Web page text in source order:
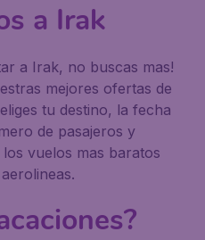
a Irak
a Irak, no buscas mas!
mejores ofertas de
tu destino, la fecha
de pasajeros y
vuelos mas baratos